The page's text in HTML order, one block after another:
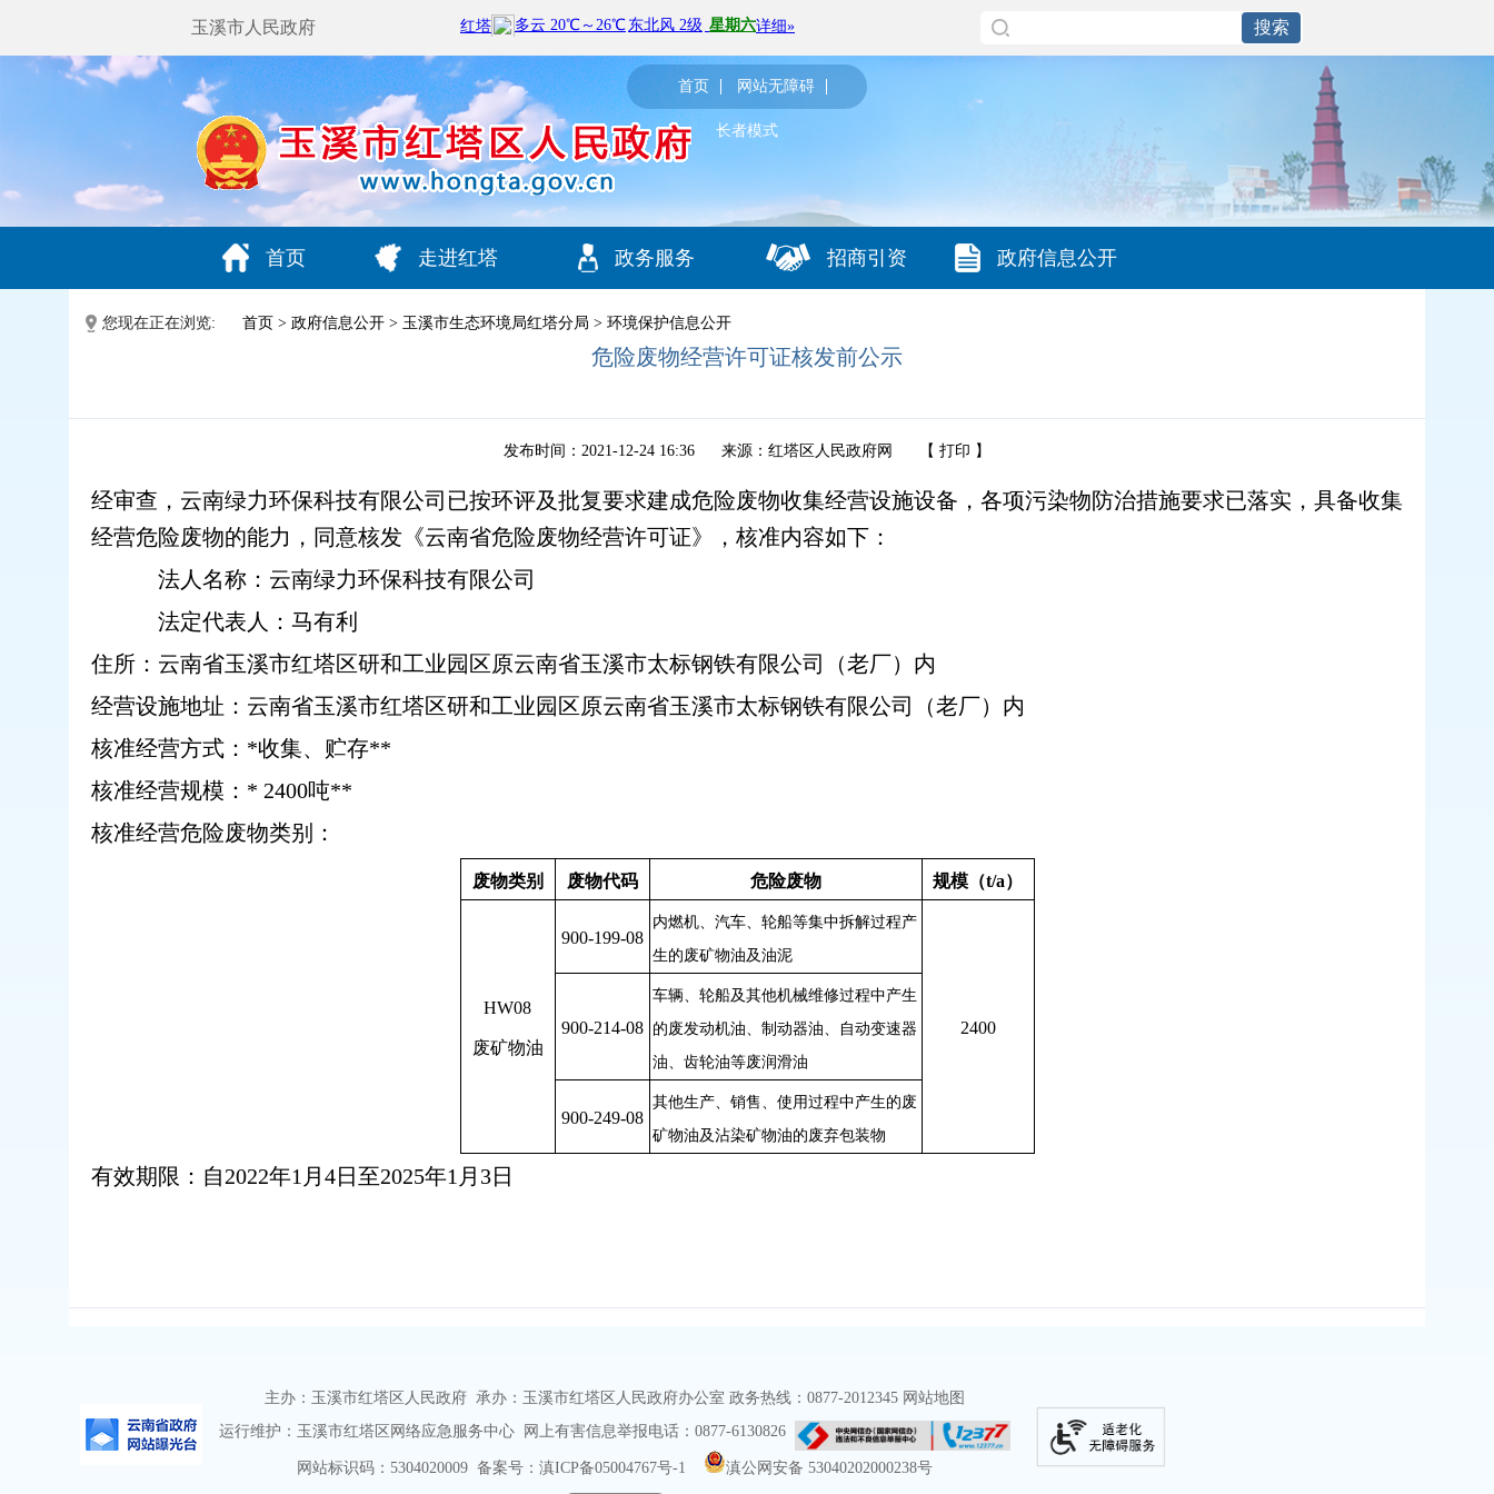
玉溪市人民政府
首页 网站无障碍
长者模式
首页 走进红塔 政务服务 招商引资 政府信息公开
您现在正在浏览: 首页 > 政府信息公开 > 玉溪市生态环境局红塔分局 > 环境保护信息公开
危险废物经营许可证核发前公示
发布时间：2021-12-24 16:36 来源：红塔区人民政府网 【 打印 】
经审查，云南绿力环保科技有限公司已按环评及批复要求建成危险废物收集经营设施设备，各项污染物防治措施要求已落实，具备收集
经营危险废物的能力，同意核发《云南省危险废物经营许可证》，核准内容如下：
法人名称：云南绿力环保科技有限公司
法定代表人： 马有利
住所：云南省玉溪市红塔区研和工业园区原云南省玉溪市太标钢铁有限公司（老厂）内
经营设施地址：云南省玉溪市红塔区研和工业园区原云南省玉溪市太标钢铁有限公司（老厂）内
核准经营方式：*收集、贮存**
核准经营规模：* 2400吨**
核准经营危险废物类别：
废物类别 废物代码 危险废物 规模（t/a）
HW08
废矿物油
900-199-08
内燃机、汽车、轮船等集中拆解过程产
生的废矿物油及油泥
2400
900-214-08
车辆、轮船及其他机械维修过程中产生
的废发动机油、制动器油、自动变速器
油、齿轮油等废润滑油
900-249-08
其他生产、销售、使用过程中产生的废
矿物油及沾染矿物油的废弃包装物
有效期限：自2022年1月4日至2025年1月3日
主办：玉溪市红塔区人民政府 承办：玉溪市红塔区人民政府办公室 政务热线：0877-2012345 网站地图
运行维护：玉溪市红塔区网络应急服务中心 网上有害信息举报电话：0877-6130826
网站标识码：5304020009备案号：滇ICP备05004767号-1 滇公网安备 53040202000238号